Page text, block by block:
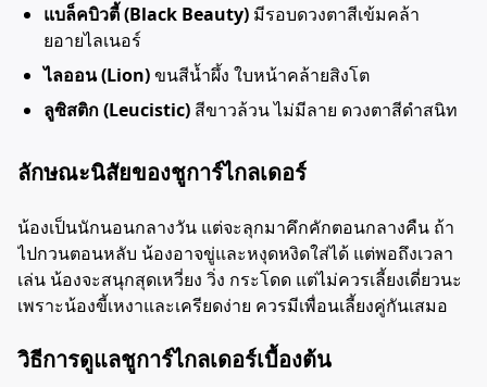
แบล็คบิวตี้ (Black Beauty) มีรอบดวงตาสีเข้มคล้า
ยอายไลเนอร์
ไลออน (Lion)ขนสีน้ำผึ้ง ใบหน้าคล้ายสิงโต
ลูซิสติก (Leucistic) สีขาวล้วน ไม่มีลาย ดวงตาสีดำสนิท
ลักษณะนิสัยของชูการ์ไกลเดอร์
น้องเป็นนักนอนกลางวัน แต่จะลุกมาคึกคักตอนกลางคืน ถ้า
ไปกวนตอนหลับ น้องอาจขู่และหงุดหงิดใส่ได้ แต่พอถึงเวลา
เล่น น้องจะสนุกสุดเหวี่ยง วิ่ง กระโดด แต่ไม่ควรเลี้ยงเดี่ยวนะ
เพราะน้องขี้เหงาและเครียดง่าย ควรมีเพื่อนเลี้ยงคู่กันเสมอ
วิธีการดูแลชูการ์ไกลเดอร์เบื้องต้น